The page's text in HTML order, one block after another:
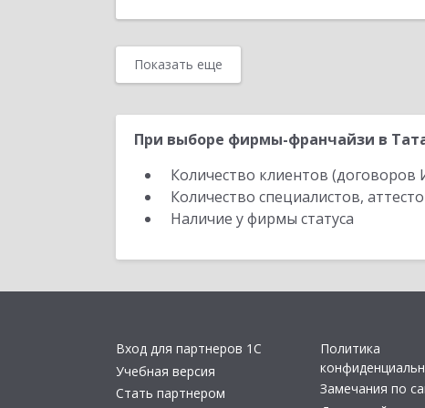
Показать еще
При выборе фирмы-франчайзи в
Количество клиентов
Количество специалистов,
Наличие у фирмы статуса
Вход для партнеров 1С
Учебная версия
Стать партнером
Политика
Замечания по